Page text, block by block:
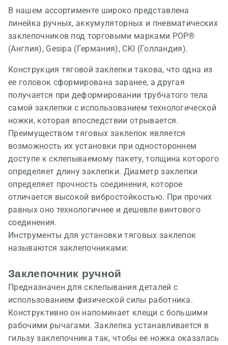
В нашем ассортименте широко представлена
линейка ручных, аккумуляторных и пневматических
заклепочников под торговыми марками POP®
(Англия), Gesipa (Германия), CKI (Голландия).
Конструкция тяговой заклепки такова, что одна из
ее головок сформирована заранее, а другая
получается при деформировании трубчатого тела
самой заклепки с использованием технологической
ножки, которая впоследствии отрывается.
Преимуществом тяговых заклепок является
возможность их установки при одностороннем
доступе к склепываемому пакету, толщина которого
определяет длину заклепки. Диаметр заклепки
определяет прочность соединения, которое
отличается высокой вибростойкостью. При прочих
равных оно технологичнее и дешевле винтового
соединения.
Инструменты для установки тяговых заклепок
называются заклепочниками:
Заклепочник ручной
Предназначен для склепывания деталей с
использованием физической силы работника.
Конструктивно он напоминает клещи с большими
рабочими рычагами. Заклепка устанавливается в
гильзу заклепочника так, чтобы ее ножка оказалась